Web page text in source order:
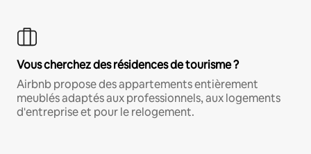
Vous cherchez des résidences de tourisme ?
Airbnb propose des appartements entièrement
meublés adaptés aux professionnels, aux logements
d'entreprise et pour le relogement.